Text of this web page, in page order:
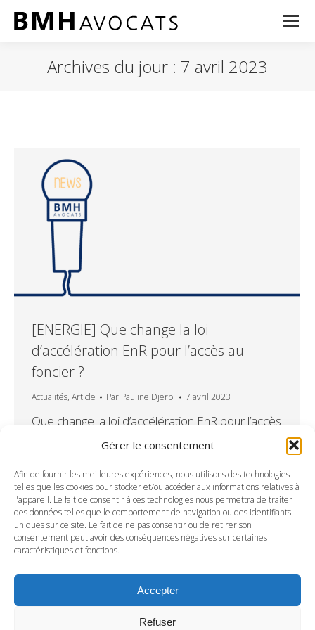
Gérer le consentement
Afin de fournir les meilleures expériences, nous utilisons des technologies
telles que les cookies pour stocker et/ou accéder aux informations relatives à
l'appareil. Le fait de consentir à ces technologies nous permettra de traiter
des données telles que le comportement de navigation ou des identifiants
uniques sur ce site. Le fait de ne pas consentir ou de retirer son
consentement peut avoir des conséquences négatives sur certaines
caractéristiques et fonctions.
Accepter
Refuser
Archives du jour : 7 avril 2023
[ENERGIE] Que change la loi
d’accélération EnR pour l’accès au
foncier ?
Actualités, Article Par Pauline Djerbi 7 avril 2023
Que change la loi d’accélération EnR pour l’accès
au foncier ? La loi d’accélération de la
principe des zones d’accélération. Quelles sont
les conséquences concrètes de ces zones sur
le développement photovoltaïque et comment
s’articulent-elles avec les réglementations
existantes, dont le code de l’urbanisme.